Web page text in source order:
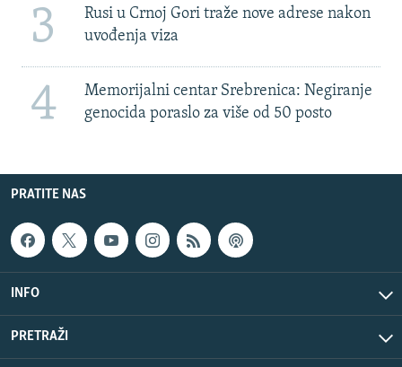
3
Rusi u Crnoj Gori traže nove adrese nakon
uvođenja viza
4
Memorijalni centar Srebrenica: Negiranje
genocida poraslo za više od 50 posto
PRATITE NAS
INFO
PRETRAŽI